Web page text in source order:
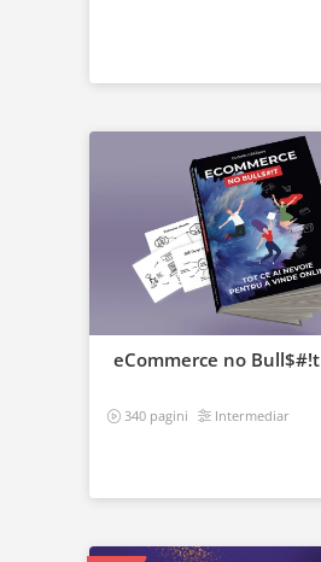
eCommerce no Bull$#!t
340 pagini Intermediar